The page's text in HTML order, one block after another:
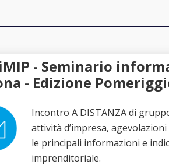
- Seminario
- Edizione
Incontro A DISTANZA di
attività d’impresa,
le principali informazioni e
imprenditoriale.